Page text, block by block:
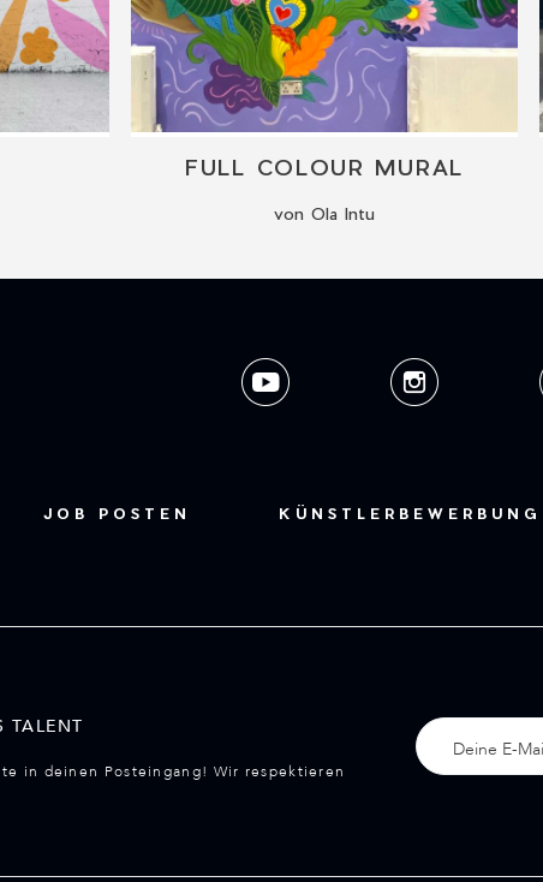
FULL COLOUR MURAL
von Ola Intu
JOB POSTEN KÜNSTLERBEWERBUNG
TALENT
in deinen Posteingang! Wir respektieren